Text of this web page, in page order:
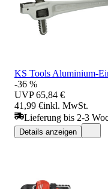
KS Tools Aluminium-
-36 %
UVP 65,84 €
41,99 €inkl. MwSt.
Lieferung bis 2-3
Details anzeigen